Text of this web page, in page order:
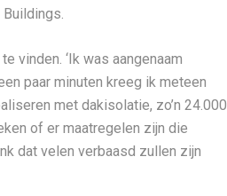
vinden. ‘Ik was aangenaam
paar minuten kreeg ik meteen
met dakisolatie, zo’n 24.000
of er maatregelen zijn die
dat velen verbaasd zullen zijn